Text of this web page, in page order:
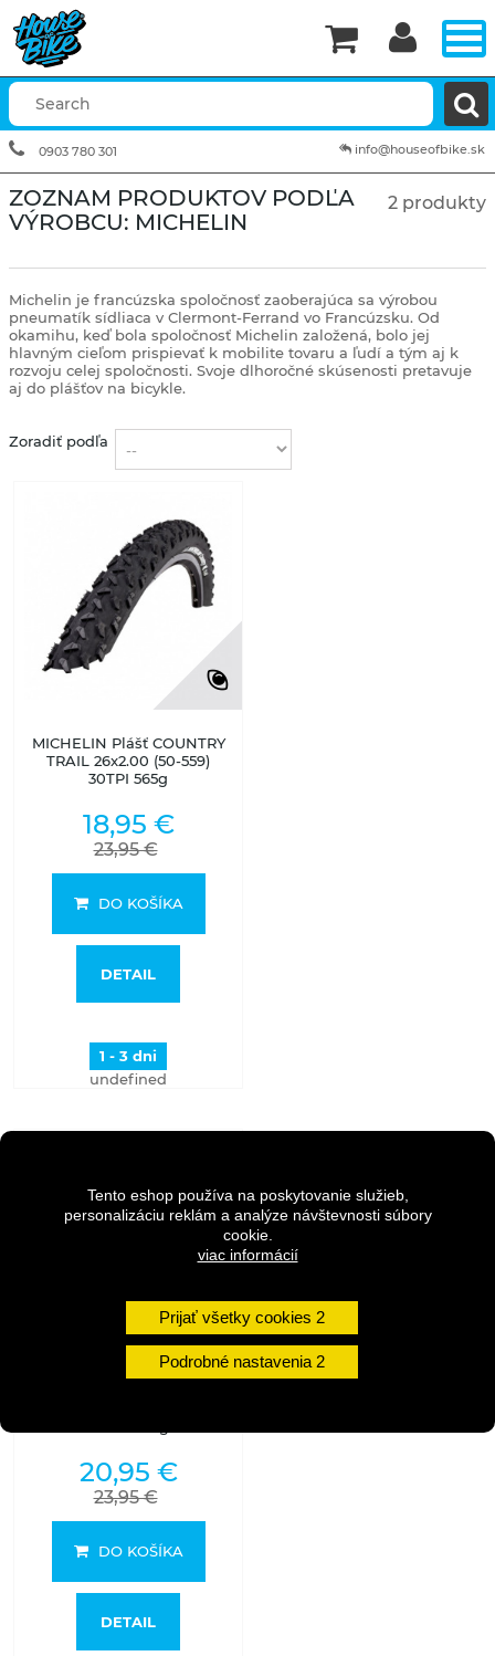
Tento eshop používa na poskytovanie služieb,
personalizáciu reklám a analýze návštevnosti súbory
cookie.
viac informácií
Prijať všetky cookies
Podrobné nastavenia
2 produkty
ZOZNAM PRODUKTOV PODĽA
VÝROBCU: MICHELIN
Michelin je francúzska spoločnosť zaoberajúca sa výrobou
pneumatík sídliaca v Clermont-Ferrand vo Francúzsku. Od
okamihu, keď bola spoločnosť Michelin založená, bolo jej
hlavným cieľom prispievať k mobilite tovaru a ľudí a tým aj k
rozvoju celej spoločnosti. Svoje dlhoročné skúsenosti pretavuje
aj do plášťov na bicykle.
Zoradiť podľa
MICHELIN Plášť COUNTRY
TRAIL 26x2.00 (50-559)
30TPI 565g
18,95 €
23,95 €
DO KOŠÍKA
DETAIL
1 - 3 dni
undefined
20,95 €
23,95 €
DO KOŠÍKA
DETAIL


info@houseofbike.sk
0903 780 301